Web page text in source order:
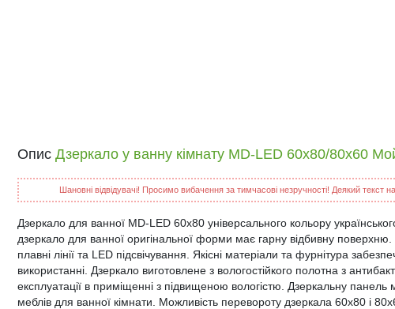
Опис Дзеркало у ванну кімнату MD-LED 60x80/80x60
Шановні відвідувачі! Просимо вибачення за тимчасові незручності! Деякий текст на
Дзеркало для ванної MD-LED 60x80 універсального кольору
дзеркало для ванної оригінальної форми має гарну відбивну
плавні лінії та LED підсвічування. Якісні матеріали та фурнітура
використанні. Дзеркало виготовлене з вологостійкого полотна з
експлуатації в приміщенні з підвищеною вологістю. Дзеркальну
меблів для ванної кімнати. Можливість перевороту дзеркала 60х80 і